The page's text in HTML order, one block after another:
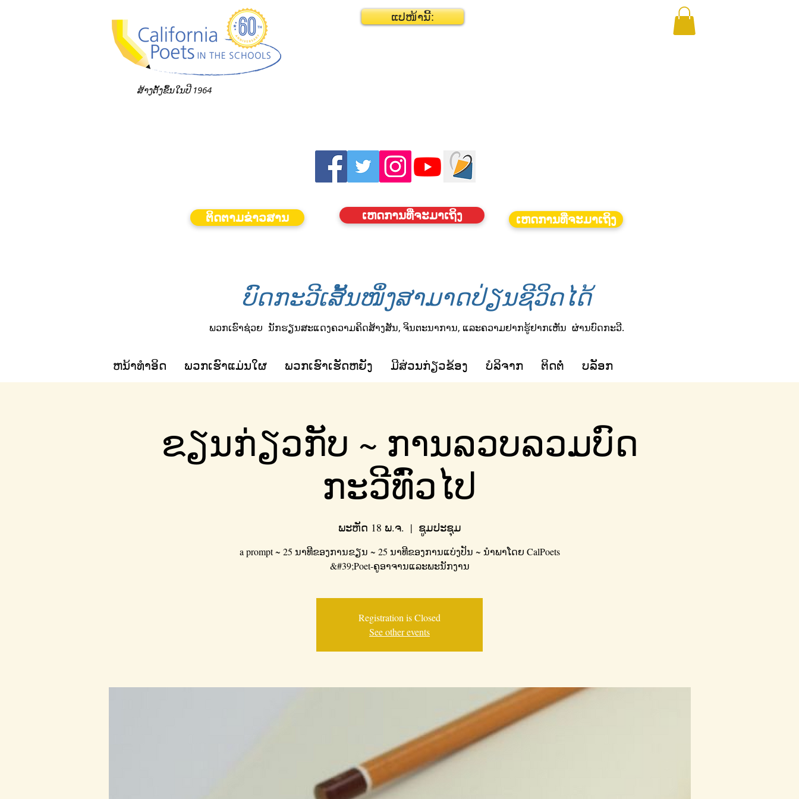
ສ້າງ​ຕັ້ງ​ຂຶ້ນ​ໃນ​ປີ 1964​
ແປໜ້ານີ້:
ຕິດຕາມຂ່າວສານ ເຫດການທີ່ຈະມາເຖິງ ເຫດການທີ່ຈະມາເຖິງ
ບົດກະວີເສັ້ນໜຶ່ງສາມາດປ່ຽນຊີວິດໄດ້
ພວກເຮົາຊ່ວຍ ນັກຮຽນສະແດງຄວາມຄິດສ້າງສັນ, ຈິນຕະນາການ, ແລະຄວາມຢາກຮູ້ຢາກເຫັນ ຜ່ານບົດກະວີ.
ຫນ້າທໍາອິດ ພວກ​ເຮົາ​ແມ່ນ​ໃຜ ພວກ​ເຮົາ​ເຮັດ​ຫຍັງ ມີ​ສ່ວນ​ກ່ຽວ​ຂ້ອງ ບໍ​ລິ​ຈາກ ຕິດຕໍ່ ບລັອກ
ຂຽນກ່ຽວກັບ ~ ການລວບລວມບົດ
ກະວີທົ່ວໄປ
ພະຫັດ 18 ພ.ຈ.
  |
ຊູມປະຊຸມ
a prompt ~ 25 ນາ​ທີ​ຂອງ​ການ​ຂຽນ ~ 25 ນາ​ທີ​ຂອງ​ການ​ແບ່ງ​ປັນ ~ ນໍາ​ພາ​ໂດຍ CalPoets
&#39;Poet-ຄູ​ອາ​ຈານ​ແລະ​ພະ​ນັກ​ງານ
Registration is Closed
See other events